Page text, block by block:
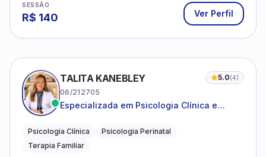
SESSÃO
R$ 140 Ver Perfil
TALITA KANEBLEY 5.0(4)
06/212705
Especializada em Psicologia Clínica e
famílias
Psicologia Clínica
Psicologia Perinatal
Terapia Familiar